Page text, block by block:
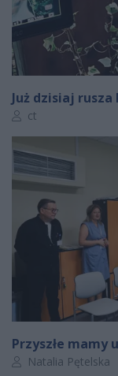
Już dzisiaj rusza
Autor artykułu:
ct
Przyszłe mamy
Autor artykułu:
Natalia Pętelska